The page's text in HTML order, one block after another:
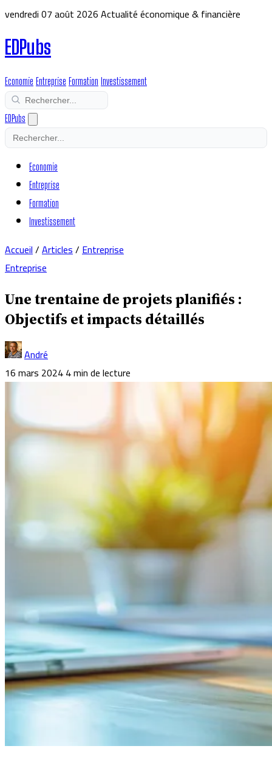
vendredi 07 août 2026Actualité économique & financière
EDPubs
Economie Entreprise Formation Investissement
EDPubs
Economie
Entreprise
Formation
Investissement
Accueil/Articles/Entreprise
Entreprise
Une trentaine de projets planifiés :
Objectifs et impacts détaillés
André
16 mars 20244 min de lecture